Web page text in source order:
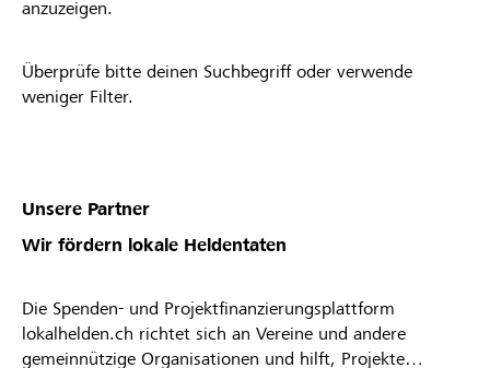
anzuzeigen.
Überprüfe bitte deinen Suchbegriff oder verwende
weniger Filter.
Unsere Partner
Wir fördern lokale Heldentaten
Die Spenden- und Projektfinanzierungsplattform
lokalhelden.ch richtet sich an Vereine und andere
gemeinnützige Organisationen und hilft, Projekte